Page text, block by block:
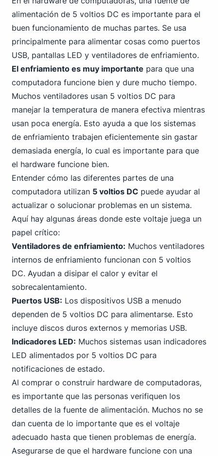
alimentación de 5 voltios DC es importante para el
buen funcionamiento de muchas partes. Se usa
principalmente para alimentar cosas como puertos
USB, pantallas LED y ventiladores de enfriamiento.
El enfriamiento es muy importante para que una
computadora funcione bien y dure mucho tiempo.
Muchos ventiladores usan 5 voltios DC para
manejar la temperatura de manera efectiva mientras
usan poca energía. Esto ayuda a que los sistemas
de enfriamiento trabajen eficientemente sin gastar
demasiada energía, lo cual es importante para que
el hardware funcione bien.
Entender cómo las diferentes partes de una
computadora utilizan 5 voltios DC puede ayudar al
actualizar o solucionar problemas en un sistema.
Aquí hay algunas áreas donde este voltaje juega un
papel crítico:
Ventiladores de enfriamiento: Muchos ventiladores
internos de enfriamiento funcionan con 5 voltios
DC. Ayudan a disipar el calor y evitar el
sobrecalentamiento.
Puertos USB: Los dispositivos USB a menudo
dependen de 5 voltios DC para alimentarse. Esto
incluye discos duros externos y memorias USB.
Indicadores LED: Muchos sistemas usan indicadores
LED alimentados por 5 voltios DC para
notificaciones de estado.
Al comprar o construir hardware de computadoras,
es importante que las personas verifiquen los
detalles de la fuente de alimentación. Muchos no se
dan cuenta de lo importante que es el voltaje
adecuado hasta que tienen problemas de energía.
Asegurarse de que el hardware funcione con una